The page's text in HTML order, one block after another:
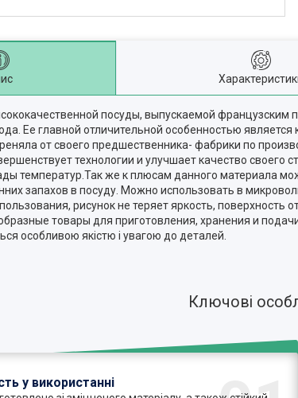
посуды, выпускаемой
Ее главной отличительной особенностью
от своего предшественника- фабрики по
технологии и улучшает качество своего
температур.Так же к плюсам данного материала
запахов в посуду. Можно использовать в
рисунок не теряет яркость,
товары для приготовления, хранения и
особливою якістю і увагою до деталей.
Ключові
у використанні